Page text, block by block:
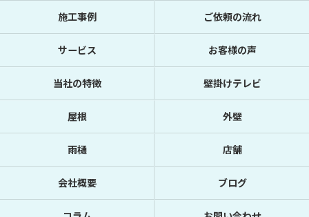
施工事例 ご依頼の流れ
サービス お客様の声
当社の特徴 壁掛けテレビ
屋根 外壁
雨樋 店舗
会社概要 ブログ